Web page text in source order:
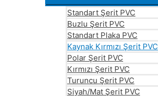
Standart Şerit PVC
Buzlu Şerit PVC
Standart Plaka PVC
Kaynak Kırmızı Şerit PVC
Polar Şerit PVC
Kırmızı Şerit PVC
Turuncu Şerit PVC
Siyah/Mat Şerit PVC